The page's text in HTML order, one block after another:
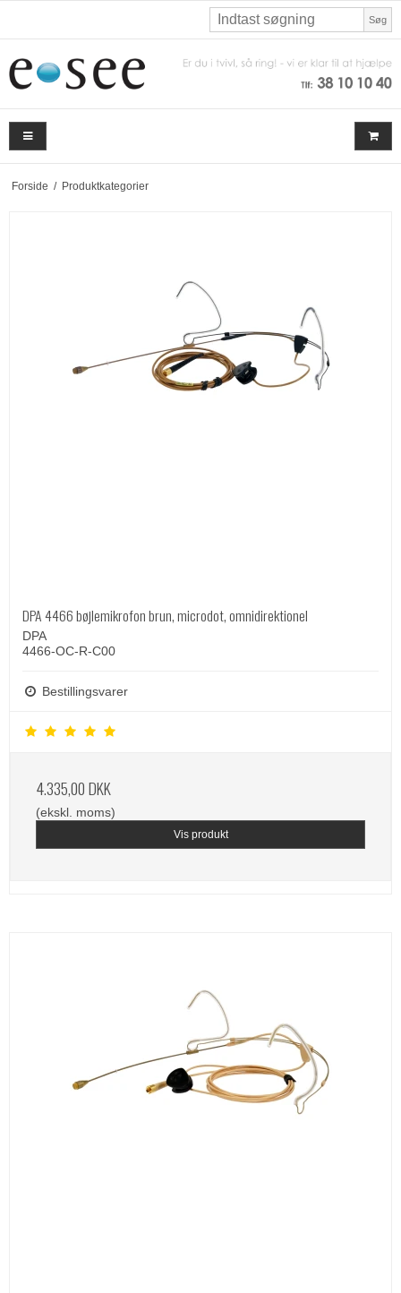
Søg
Forside / Produktkategorier
DPA 4466 bøjlemikrofon brun, microdot, omnidirektionel
DPA
4466-OC-R-C00
Bestillingsvarer
4.335,00 DKK
(ekskl. moms)
Vis produkt